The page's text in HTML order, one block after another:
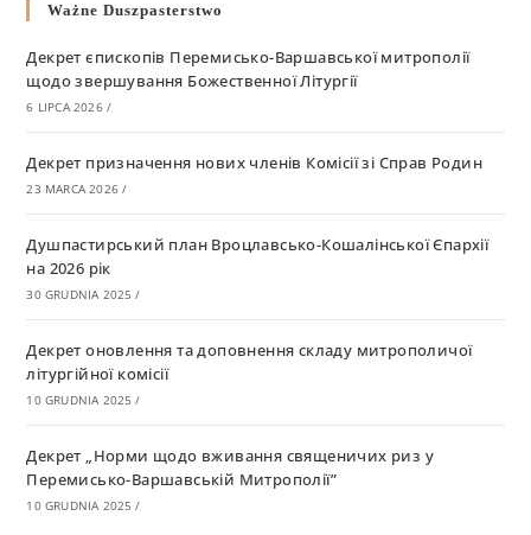
Ważne Duszpasterstwo
Декрет єпископів Перемисько-Варшавської митрополії
щодо звершування Божественної Літургії
6 LIPCA 2026 /
Декрет призначення нових членів Комісії зі Справ Родин
23 MARCA 2026 /
Душпастирський план Вроцлавсько-Кошалінської Єпархії
на 2026 рік
30 GRUDNIA 2025 /
Декрет оновлення та доповнення складу митрополичої
літургійної комісії
10 GRUDNIA 2025 /
Декрет „Норми щодо вживання священичих риз у
Перемисько-Варшавській Митрополії”
10 GRUDNIA 2025 /